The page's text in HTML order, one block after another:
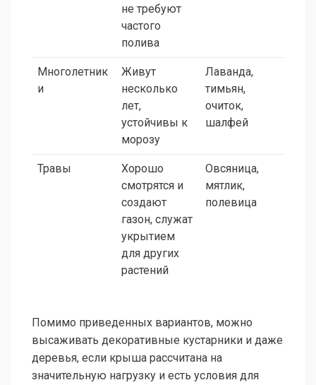
не требуют
частого
полива
Многолетник
и
Живут
несколько
лет,
устойчивы к
морозу
Лаванда,
тимьян,
очиток,
шалфей
Травы
Хорошо
смотрятся и
создают
газон, служат
укрытием
для других
растений
Овсяница,
мятлик,
полевица
Помимо приведенных вариантов, можно
высаживать декоративные кустарники и даже
деревья, если крыша рассчитана на
значительную нагрузку и есть условия для